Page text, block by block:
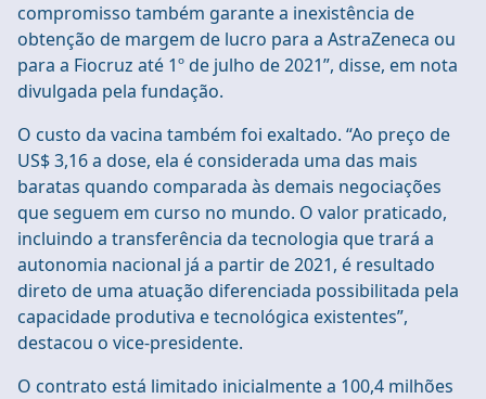
compromisso também garante a inexistência de
obtenção de margem de lucro para a AstraZeneca ou
para a Fiocruz até 1º de julho de 2021”, disse, em nota
divulgada pela fundação.
O custo da vacina também foi exaltado. “Ao preço de
US$ 3,16 a dose, ela é considerada uma das mais
baratas quando comparada às demais negociações
que seguem em curso no mundo. O valor praticado,
incluindo a transferência da tecnologia que trará a
autonomia nacional já a partir de 2021, é resultado
direto de uma atuação diferenciada possibilitada pela
capacidade produtiva e tecnológica existentes”,
destacou o vice-presidente.
O contrato está limitado inicialmente a 100,4 milhões